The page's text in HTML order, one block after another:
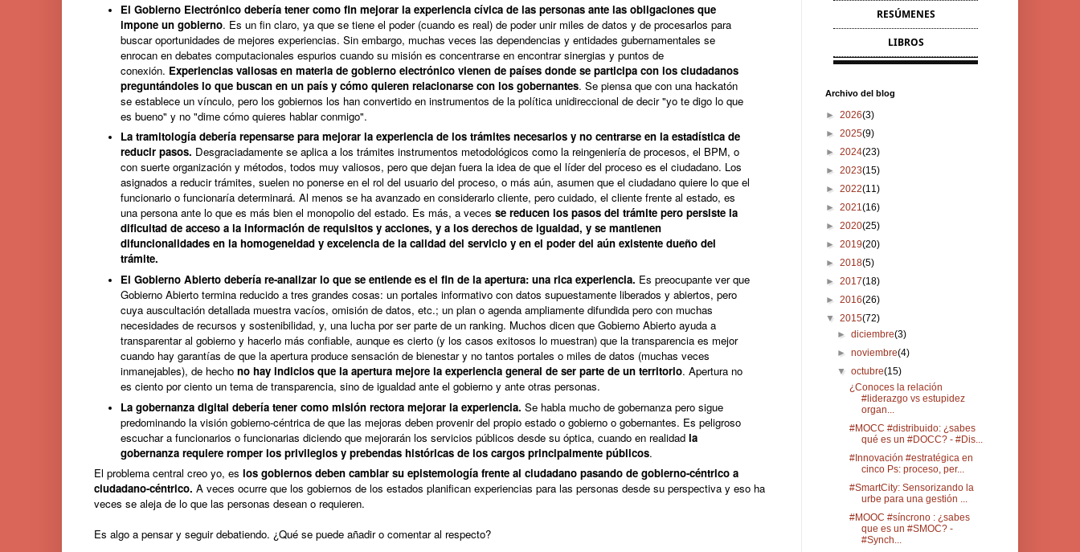
El Gobierno Electrónico debería tener como fin mejorar la experiencia cívica de las personas ante las obligaciones que
impone un gobierno. Es un fin claro, ya que se tiene el poder (cuando es real) de poder unir miles de datos y de procesarlos para
buscar oportunidades de mejores experiencias. Sin embargo, muchas veces las dependencias y entidades gubernamentales se
enrocan en debates computacionales espurios cuando su misión es concentrarse en encontrar sinergias y puntos de
conexión. Experiencias valiosas en materia de gobierno electrónico vienen de países donde se participa con los ciudadanos
preguntándoles lo que buscan en un país y cómo quieren relacionarse con los gobernantes. Se piensa que con una hackatón
se establece un vínculo, pero los gobiernos los han convertido en instrumentos de la política unidireccional de decir "yo te digo lo que
es bueno" y no "dime cómo quieres hablar conmigo".
La tramitología debería repensarse para mejorar la experiencia de los trámites necesarios y no centrarse en la estadística de
reducir pasos. Desgraciadamente se aplica a los trámites instrumentos metodológicos como la reingeniería de procesos, el BPM, o
con suerte organización y métodos, todos muy valiosos, pero que dejan fuera la idea de que el líder del proceso es el ciudadano. Los
asignados a reducir trámites, suelen no ponerse en el rol del usuario del proceso, o más aún, asumen que el ciudadano quiere lo que el
funcionario o funcionaría determinará. Al menos se ha avanzado en considerarlo cliente, pero cuidado, el cliente frente al estado, es
una persona ante lo que es más bien el monopolio del estado. Es más, a veces se reducen los pasos del trámite pero persiste la
dificultad de acceso a la información de requisitos y acciones, y a los derechos de igualdad, y se mantienen
difuncionalidades en la homogeneidad y excelencia de la calidad del servicio y en el poder del aún existente dueño del
trámite.
El Gobierno Abierto debería re-analizar lo que se entiende es el fin de la apertura: una rica experiencia. Es preocupante ver que
Gobierno Abierto termina reducido a tres grandes cosas: un portales informativo con datos supuestamente liberados y abiertos, pero
cuya auscultación detallada muestra vacíos, omisión de datos, etc.; un plan o agenda ampliamente difundida pero con muchas
necesidades de recursos y sostenibilidad, y, una lucha por ser parte de un ranking. Muchos dicen que Gobierno Abierto ayuda a
transparentar al gobierno y hacerlo más confiable, aunque es cierto (y los casos exitosos lo muestran) que la transparencia es mejor
cuando hay garantías de que la apertura produce sensación de bienestar y no tantos portales o miles de datos (muchas veces
inmanejables), de hecho no hay indicios que la apertura mejore la experiencia general de ser parte de un territorio. Apertura no
es ciento por ciento un tema de transparencia, sino de igualdad ante el gobierno y ante otras personas.
La gobernanza digital debería tener como misión rectora mejorar la experiencia. Se habla mucho de gobernanza pero sigue
predominando la visión gobierno-céntrica de que las mejoras deben provenir del propio estado o gobierno o gobernantes. Es peligroso
escuchar a funcionarios o funcionarias diciendo que mejorarán los servicios públicos desde su óptica, cuando en realidad la
gobernanza requiere romper los privilegios y prebendas históricas de los cargos principalmente públicos.
El problema central creo yo, es los gobiernos deben cambiar su epistemología frente al ciudadano pasando de gobierno-céntrico a
ciudadano-céntrico. A veces ocurre que los gobiernos de los estados planifican experiencias para las personas desde su perspectiva y eso ha
veces se aleja de lo que las personas desean o requieren.
Es algo a pensar y seguir debatiendo. ¿Qué se puede añadir o comentar al respecto?
RESÚMENES
LIBROS
Archivo del blog
► 2026(3)
► 2025(9)
► 2024(23)
► 2023(15)
► 2022(11)
► 2021(16)
► 2020(25)
► 2019(20)
► 2018(5)
► 2017(18)
► 2016(26)
▼ 2015(72)
►diciembre(3)
►noviembre(4)
▼octubre(15)
¿Conoces la relación
#liderazgo vs estupidez
organ...
#MOCC #distribuido: ¿sabes
qué es un #DOCC? - #Dis...
#Innovación #estratégica en
cinco Ps: proceso, per...
#SmartCity: Sensorizando la
urbe para una gestión ...
#MOOC #síncrono : ¿sabes
que es un #SMOC? -
#Synch...